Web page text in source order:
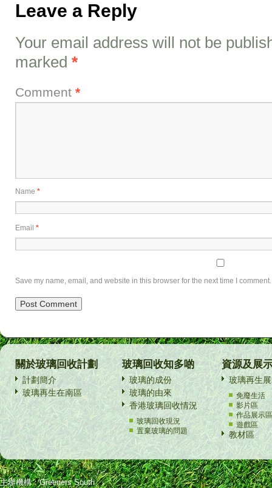
Leave a Reply
Your email address will not be
marked *
Comment *
Name *
Email *
Save my name, email, and website in this browser for the next time I comment.
關於玻璃回收計劃
計劃簡介
玻璃再生在南區
玻璃回收知多啲
玻璃的成份
玻璃的由來
香港玻璃回收情況
玻璃回收現況
置棄玻璃的問題
資源及展
玻璃再生
免廢生活
影片區
作品展示區
遊戲區
教材區
主辦機構：Greeners South